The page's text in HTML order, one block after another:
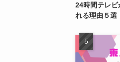
24時間テレ
れる理由５選